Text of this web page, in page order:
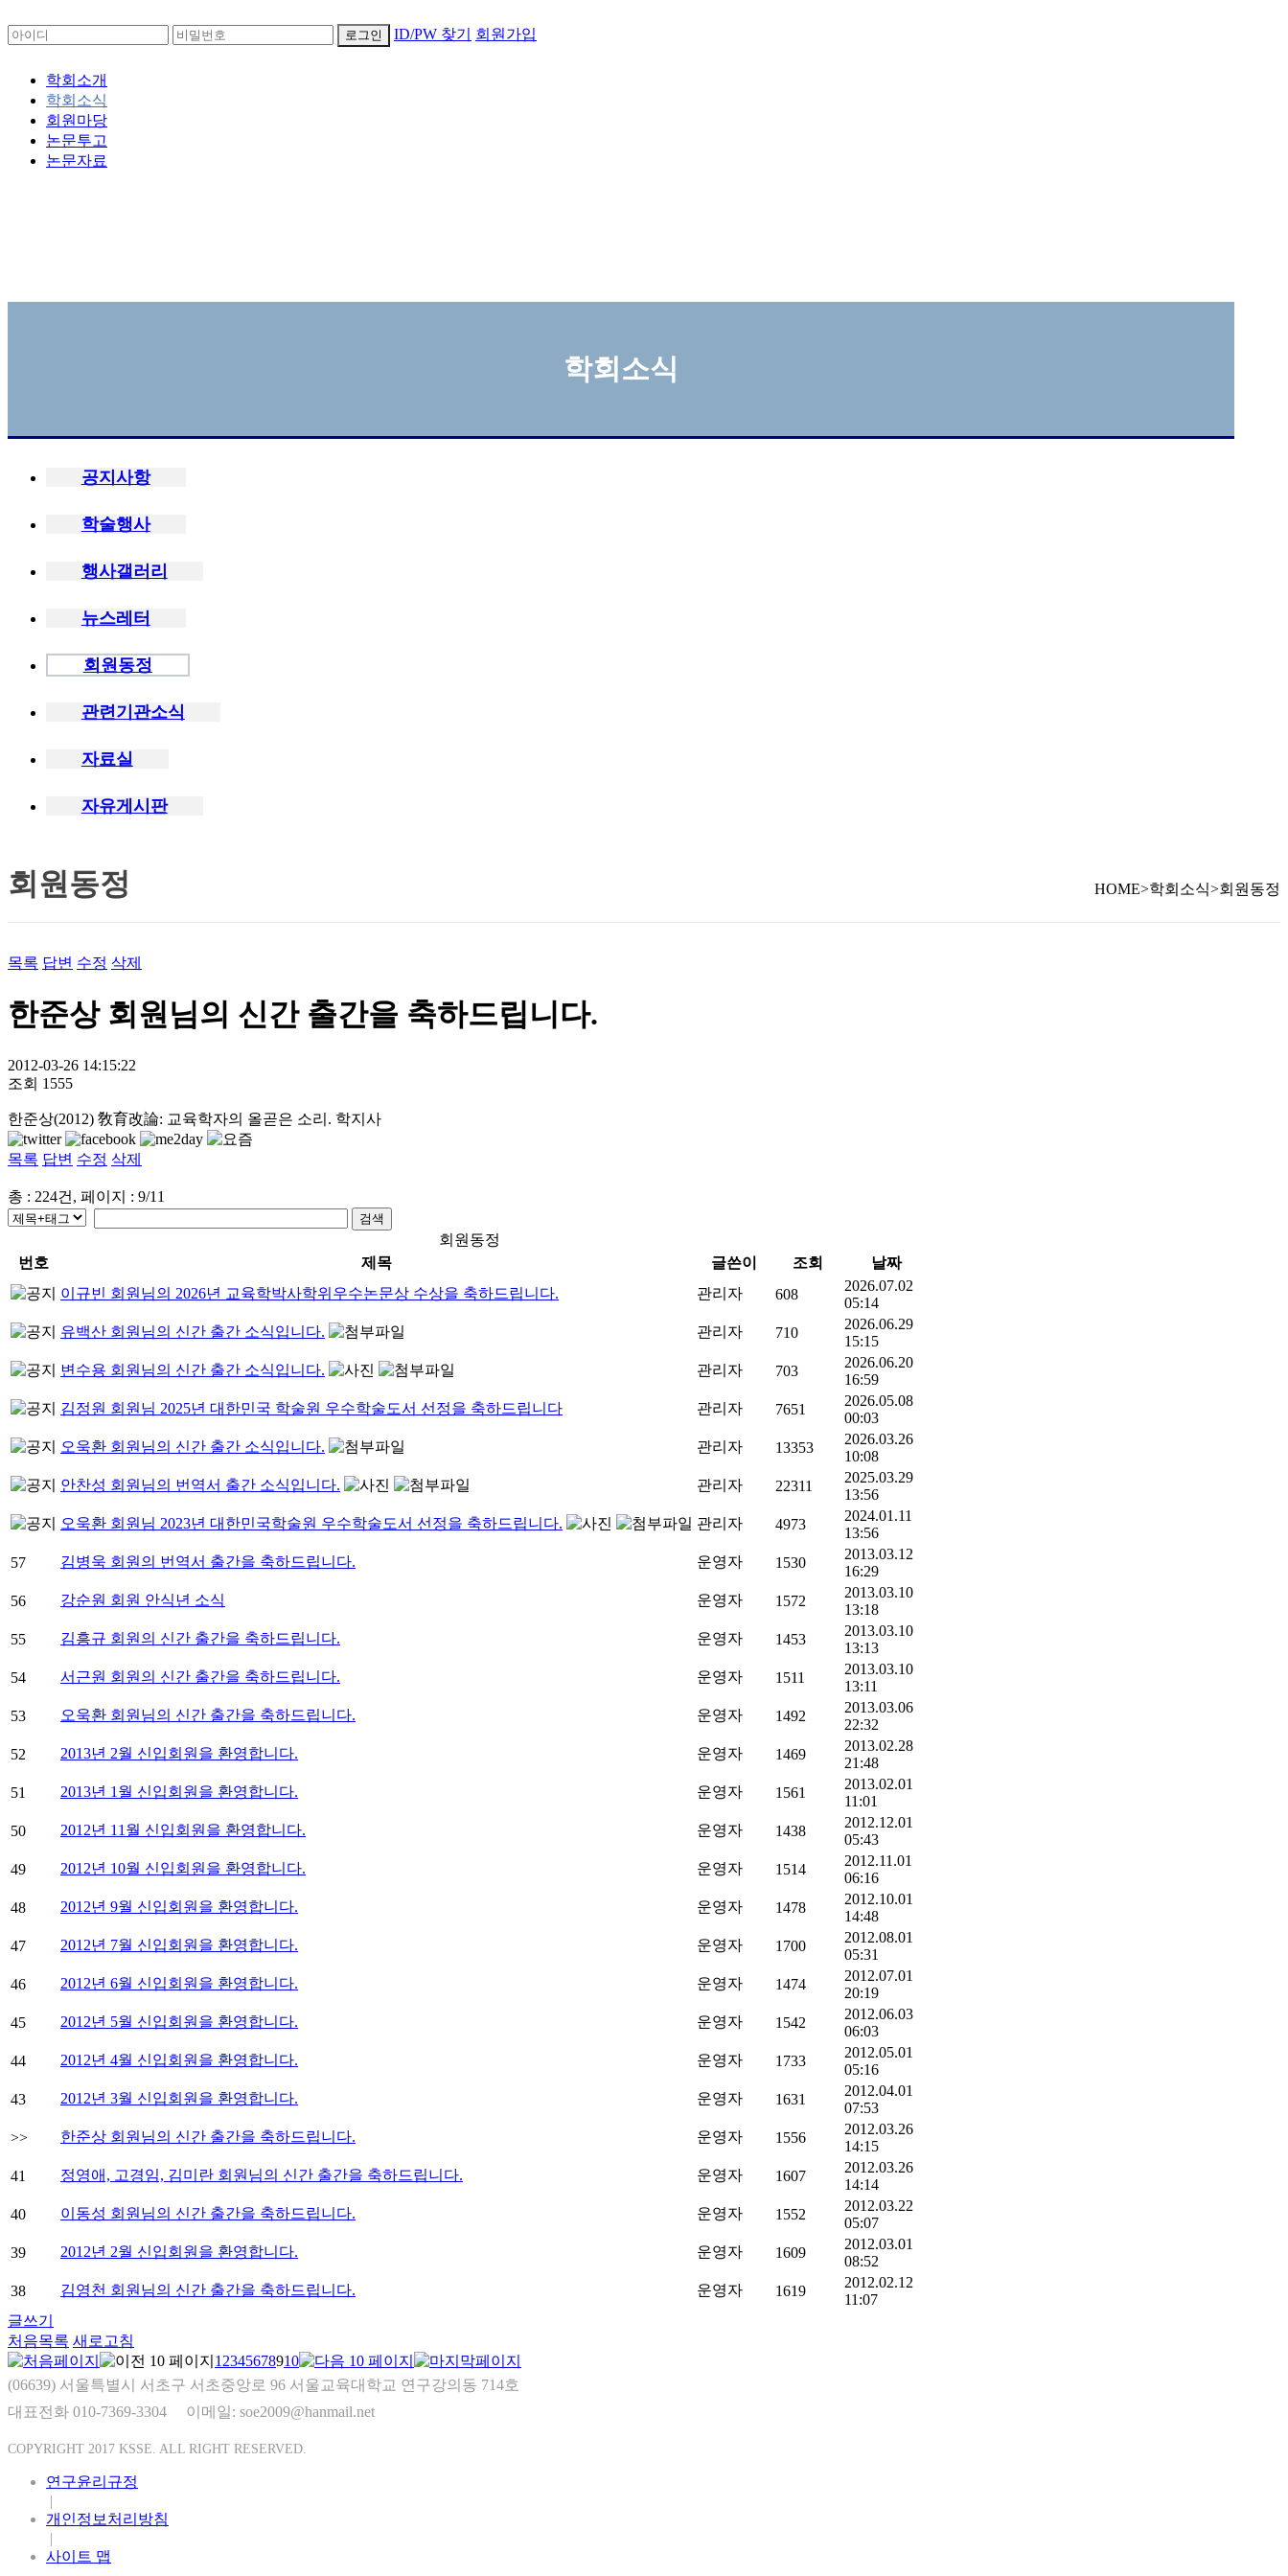
로그인 ID/PW 찾기 회원가입
학회소개
학회소식
회원마당
논문투고
논문자료
학회소식
공지사항
학술행사
행사갤러리
뉴스레터
회원동정
관련기관소식
자료실
자유게시판
회원동정 HOME>학회소식>회원동정
목록 답변 수정 삭제
한준상 회원님의 신간 출간을 축하드립니다.
2012-03-26 14:15:22
조회 1555
한준상(2012) 敎育改論: 교육학자의 올곧은 소리. 학지사
목록 답변 수정 삭제
총 : 224건, 페이지 : 9/11
회원동정
번호
제목 글쓴이 조회
날짜
이규빈 회원님의 2026년 교육학박사학위우수논문상 수상을 축하드립니다.
관리자 608
2026.07.02
05:14
유백산 회원님의 신간 출간 소식입니다.
관리자 710
2026.06.29
15:15
변수용 회원님의 신간 출간 소식입니다.
관리자 703
2026.06.20
16:59
김정원 회원님 2025년 대한민국 학술원 우수학술도서 선정을 축하드립니다
관리자 7651
2026.05.08
00:03
오욱환 회원님의 신간 출간 소식입니다.
관리자 13353
2026.03.26
10:08
안찬성 회원님의 번역서 출간 소식입니다.
관리자 22311
2025.03.29
13:56
오욱환 회원님 2023년 대한민국학술원 우수학술도서 선정을 축하드립니다.
관리자 4973
2024.01.11
13:56
57
김병욱 회원의 번역서 출간을 축하드립니다. 운영자 1530
2013.03.12
16:29
56
강순원 회원 안식년 소식 운영자 1572
2013.03.10
13:18
55
김흥규 회원의 신간 출간을 축하드립니다. 운영자 1453
2013.03.10
13:13
54
서근원 회원의 신간 출간을 축하드립니다. 운영자 1511
2013.03.10
13:11
53
오욱환 회원님의 신간 출간을 축하드립니다. 운영자 1492
2013.03.06
22:32
52
2013년 2월 신입회원을 환영합니다. 운영자 1469
2013.02.28
21:48
51
2013년 1월 신입회원을 환영합니다. 운영자 1561
2013.02.01
11:01
50
2012년 11월 신입회원을 환영합니다. 운영자 1438
2012.12.01
05:43
49
2012년 10월 신입회원을 환영합니다. 운영자 1514
2012.11.01
06:16
48
2012년 9월 신입회원을 환영합니다. 운영자 1478
2012.10.01
14:48
47
2012년 7월 신입회원을 환영합니다. 운영자 1700
2012.08.01
05:31
46
2012년 6월 신입회원을 환영합니다. 운영자 1474
2012.07.01
20:19
45
2012년 5월 신입회원을 환영합니다. 운영자 1542
2012.06.03
06:03
44
2012년 4월 신입회원을 환영합니다. 운영자 1733
2012.05.01
05:16
43
2012년 3월 신입회원을 환영합니다. 운영자 1631
2012.04.01
07:53
>>
한준상 회원님의 신간 출간을 축하드립니다. 운영자 1556
2012.03.26
14:15
41
정영애, 고경임, 김미란 회원님의 신간 출간을 축하드립니다. 운영자 1607
2012.03.26
14:14
40
이동성 회원님의 신간 출간을 축하드립니다. 운영자 1552
2012.03.22
05:07
39
2012년 2월 신입회원을 환영합니다. 운영자 1609
2012.03.01
08:52
38
김영천 회원님의 신간 출간을 축하드립니다. 운영자 1619
2012.02.12
11:07
글쓰기
처음목록 새로고침
1 2345678910
(06639) 서울특별시 서초구 서초중앙로 96 서울교육대학교 연구강의동 714호
대표전화 010-7369-3304 이메일: soe2009@hanmail.net
COPYRIGHT 2017 KSSE. ALL RIGHT RESERVED.
연구윤리규정
|
개인정보처리방침
|
사이트 맵